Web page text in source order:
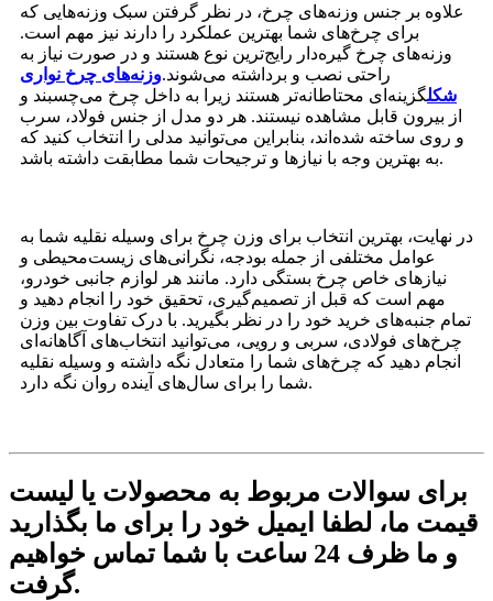
علاوه بر جنس وزنه‌های چرخ، در نظر گرفتن سبک وزنه‌هایی که
برای چرخ‌های شما بهترین عملکرد را دارند نیز مهم است.
وزنه‌های چرخ گیره‌دار رایج‌ترین نوع هستند و در صورت نیاز به
راحتی نصب و برداشته می‌شوند.وزنه‌های چرخ نواری
شکلگزینه‌ای محتاطانه‌تر هستند زیرا به داخل چرخ می‌چسبند و
از بیرون قابل مشاهده نیستند. هر دو مدل از جنس فولاد، سرب
و روی ساخته شده‌اند، بنابراین می‌توانید مدلی را انتخاب کنید که
به بهترین وجه با نیازها و ترجیحات شما مطابقت داشته باشد.
در نهایت، بهترین انتخاب برای وزن چرخ برای وسیله نقلیه شما به
عوامل مختلفی از جمله بودجه، نگرانی‌های زیست‌محیطی و
نیازهای خاص چرخ بستگی دارد. مانند هر لوازم جانبی خودرو،
مهم است که قبل از تصمیم‌گیری، تحقیق خود را انجام دهید و
تمام جنبه‌های خرید خود را در نظر بگیرید. با درک تفاوت بین وزن
چرخ‌های فولادی، سربی و رویی، می‌توانید انتخاب‌های آگاهانه‌ای
انجام دهید که چرخ‌های شما را متعادل نگه داشته و وسیله نقلیه
شما را برای سال‌های آینده روان نگه دارد.
برای سوالات مربوط به محصولات یا لیست
قیمت ما، لطفا ایمیل خود را برای ما بگذارید
و ما ظرف 24 ساعت با شما تماس خواهیم
گرفت.